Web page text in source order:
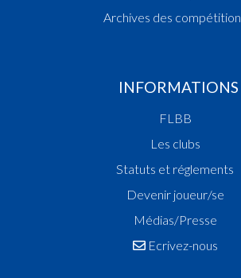
Archives des
INFORMATIONS
FLBB
Les clubs
Statuts et réglements
Devenir joueur/se
Médias/Presse
Ecrivez-nous